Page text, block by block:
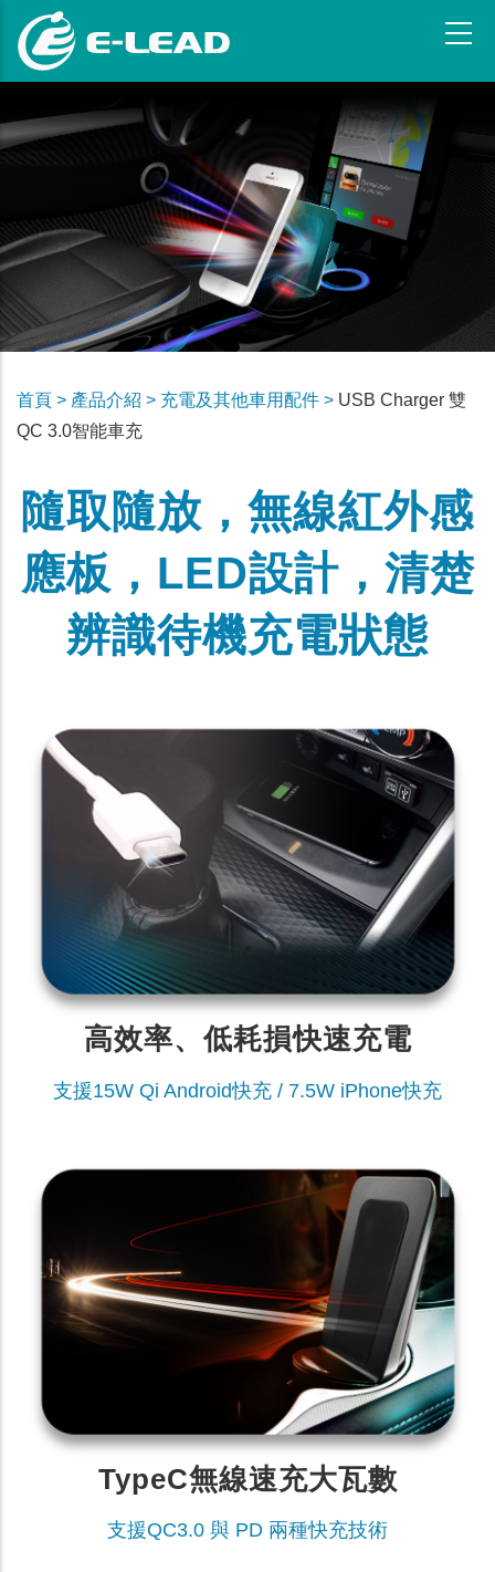
Skip
main
首頁 > 產品介紹 > 充電及其他車用配件 > USB Charger 雙
QC 3.0智能車充
隨取隨放，無線紅外感
應板，LED設計，清楚
辨識待機充電狀態
高效率、低耗損快速充電
支援15W Qi Android快充 / 7.5W iPhone快充
TypeC無線速充大瓦數
支援QC3.0 與 PD 兩種快充技術